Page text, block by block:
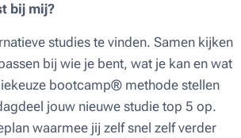
bij mij?
studies te vinden. Samen kijken
bij wie je bent, wat je kan en wat
bootcamp® methode stellen
jouw nieuwe studie top 5 op.
waarmee jij zelf snel zelf verder